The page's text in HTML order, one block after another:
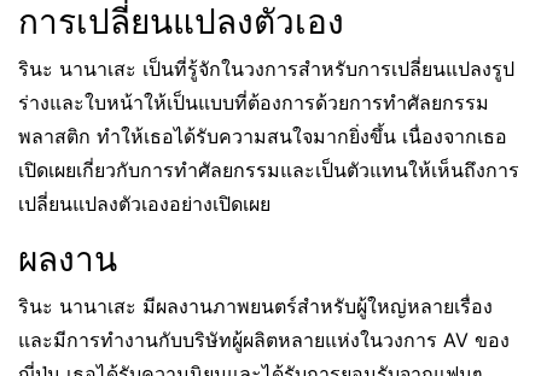
การเปลี่ยนแปลงตัวเอง
รินะ นานาเสะ เป็นที่รู้จักในวงการสำหรับการเปลี่ยนแปลงรูป
ร่างและใบหน้าให้เป็นแบบที่ต้องการด้วยการทำศัลยกรรม
พลาสติก ทำให้เธอได้รับความสนใจมากยิ่งขึ้น เนื่องจากเธอ
เปิดเผยเกี่ยวกับการทำศัลยกรรมและเป็นตัวแทนให้เห็นถึงการ
เปลี่ยนแปลงตัวเองอย่างเปิดเผย
ผลงาน
รินะ นานาเสะ มีผลงานภาพยนตร์สำหรับผู้ใหญ่หลายเรื่อง
และมีการทำงานกับบริษัทผู้ผลิตหลายแห่งในวงการ AV ของ